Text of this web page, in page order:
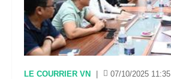
LE COURRIER VN 07/10/2025 11:35